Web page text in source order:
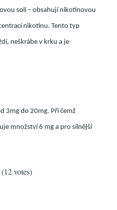
solí – obsahují nikotinovou
nikotinu. Tento typ
neškrábe v krku a je
3mg do 20mg. Při čemž
množství 6 mg a pro silnější
votes)